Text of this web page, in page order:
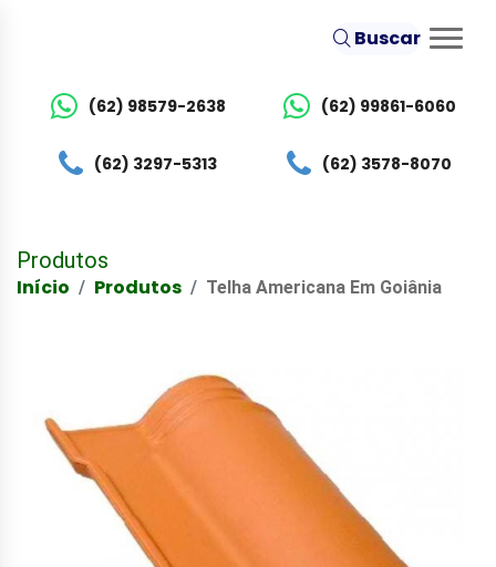
Buscar
(62) 98579-2638 (62) 99861-6060
(62) 3297-5313 (62) 3578-8070
Produtos
Início Produtos Telha Americana Em Goiânia